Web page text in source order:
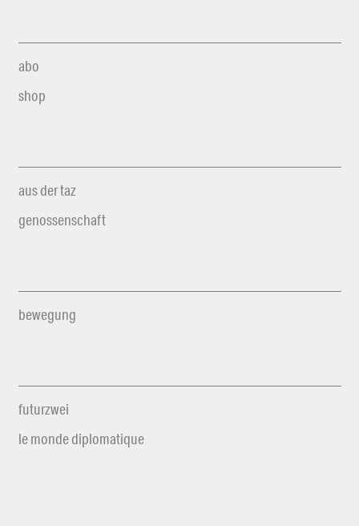
abo
shop
aus der taz
genossenschaft
bewegung
futurzwei
le monde diplomatique